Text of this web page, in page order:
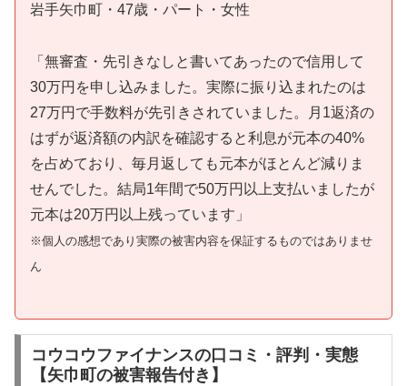
岩手矢巾町・47歳・パート・女性
「無審査・先引きなしと書いてあったので信用して
30万円を申し込みました。実際に振り込まれたのは
27万円で手数料が先引きされていました。月1返済の
はずが返済額の内訳を確認すると利息が元本の40%
を占めており、毎月返しても元本がほとんど減りま
せんでした。結局1年間で50万円以上支払いましたが
元本は20万円以上残っています」
※個人の感想であり実際の被害内容を保証するものではありませ
ん
コウコウファイナンスの口コミ・評判・実態
【矢巾町の被害報告付き】